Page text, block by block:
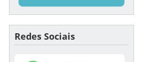
Redes Sociais